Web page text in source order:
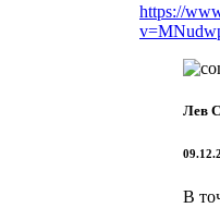
https://
Лев
В